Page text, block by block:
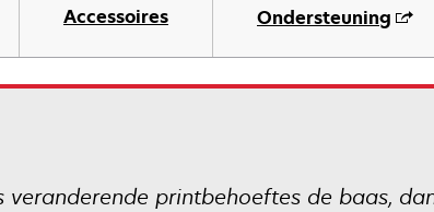
Accessoires Ondersteuning
printbehoeftes de baas,